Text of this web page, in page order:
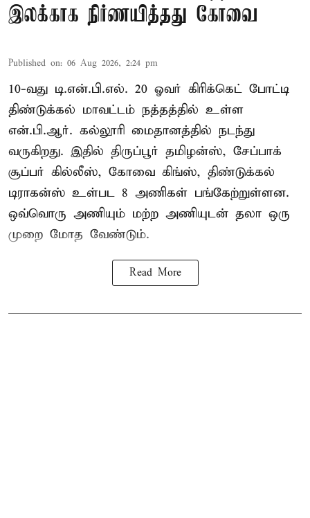
இலக்காக நிர்ணயித்தது கோவை
Published on: 06 Aug 2026, 2:24 pm
10-வது டி.என்.பி.எல். 20 ஓவர் கிரிக்கெட் போட்டி
திண்டுக்கல் மாவட்டம் நத்தத்தில் உள்ள
என்.பி.ஆர். கல்லூரி மைதானத்தில் நடந்து
வருகிறது. இதில் திருப்பூர் தமிழன்ஸ், சேப்பாக்
சூப்பர் கில்லீஸ், கோவை கிங்ஸ், திண்டுக்கல்
டிராகன்ஸ் உள்பட 8 அணிகள் பங்கேற்றுள்ளன.
ஒவ்வொரு அணியும் மற்ற அணியுடன் தலா ஒரு
முறை மோத வேண்டும்.
Read More